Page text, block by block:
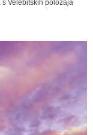
Velebitskih položaja